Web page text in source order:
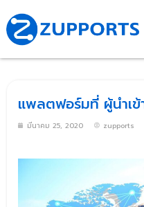
แพลตฟอร์มที่ ผู้นำเ
มีนาคม 25, 2020 zupports